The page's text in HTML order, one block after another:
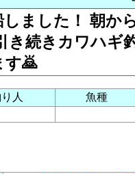
ました！ 朝か
き続きカワハギ
す🙇
人 魚種